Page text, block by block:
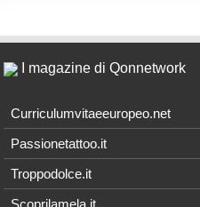
I magazine di Qonnetwork
Curriculumvitaeeuropeo.net
Passionetattoo.it
Troppodolce.it
Scoprilamela.it